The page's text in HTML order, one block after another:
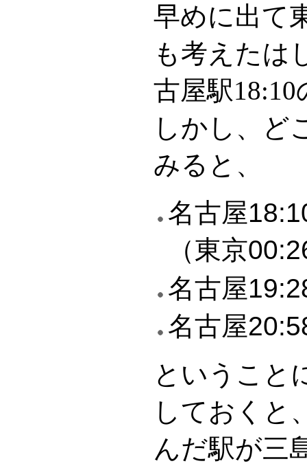
早めに出て
も考えたは
古屋駅
しかし、ど
みると、
名古屋
（東京
名古屋
名古屋
ということ
しておくと
んだ駅が三